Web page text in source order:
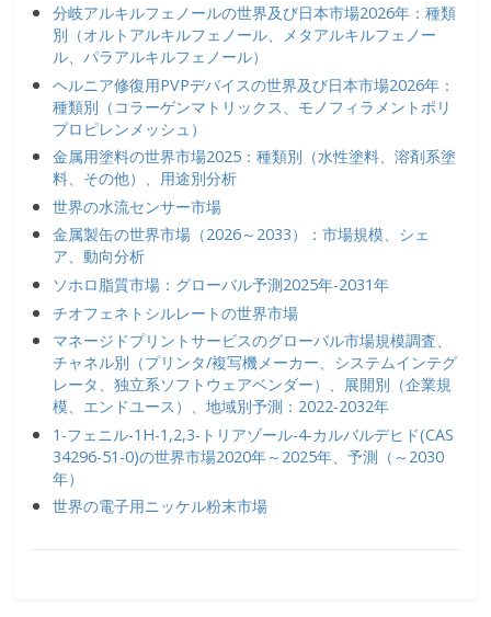
分岐アルキルフェノールの世界及び日本市場2026年：種類
別（オルトアルキルフェノール、メタアルキルフェノー
ル、パラアルキルフェノール）
ヘルニア修復用PVPデバイスの世界及び日本市場2026年：
種類別（コラーゲンマトリックス、モノフィラメントポリ
プロピレンメッシュ）
金属用塗料の世界市場2025：種類別（水性塗料、溶剤系塗
料、その他）、用途別分析
世界の水流センサー市場
金属製缶の世界市場（2026～2033）：市場規模、シェ
ア、動向分析
ソホロ脂質市場：グローバル予測2025年-2031年
チオフェネトシルレートの世界市場
マネージドプリントサービスのグローバル市場規模調査、
チャネル別（プリンタ/複写機メーカー、システムインテグ
レータ、独立系ソフトウェアベンダー）、展開別（企業規
模、エンドユース）、地域別予測：2022-2032年
1-フェニル-1H-1,2,3-トリアゾール-4-カルバルデヒド(CAS
34296-51-0)の世界市場2020年～2025年、予測（～2030
年）
世界の電子用ニッケル粉末市場